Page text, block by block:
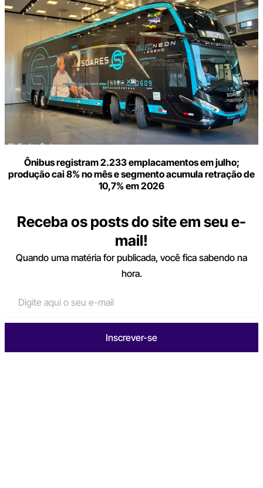
Ônibus registram 2.233 emplacamentos em julho;
produção cai 8% no mês e segmento acumula retração de
10,7% em 2026
Receba os posts do site em seu e-
mail!
Quando uma matéria for publicada, você fica sabendo na
hora.
Inscrever-se